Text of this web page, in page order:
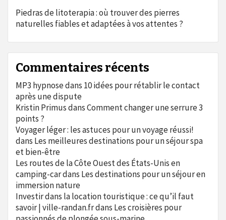
Piedras de litoterapia : où trouver des pierres
naturelles fiables et adaptées à vos attentes ?
Commentaires récents
MP3 hypnosedans 10 idées pour rétablir le contact
après une dispute
Kristin PrimusdansComment changer une serrure 3
points ?
Voyager léger : les astuces pour un voyage réussi!
dans Les meilleures destinations pour un séjour spa
et bien-être
Les routes de la Côte Ouest des États-Unis en
camping-cardans Les destinations pour un séjour en
immersion nature
Investir dans la location touristique : ce qu’il faut
savoir | ville-randan.frdans Les croisières pour